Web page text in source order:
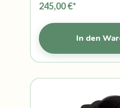
245,00 €*
In den